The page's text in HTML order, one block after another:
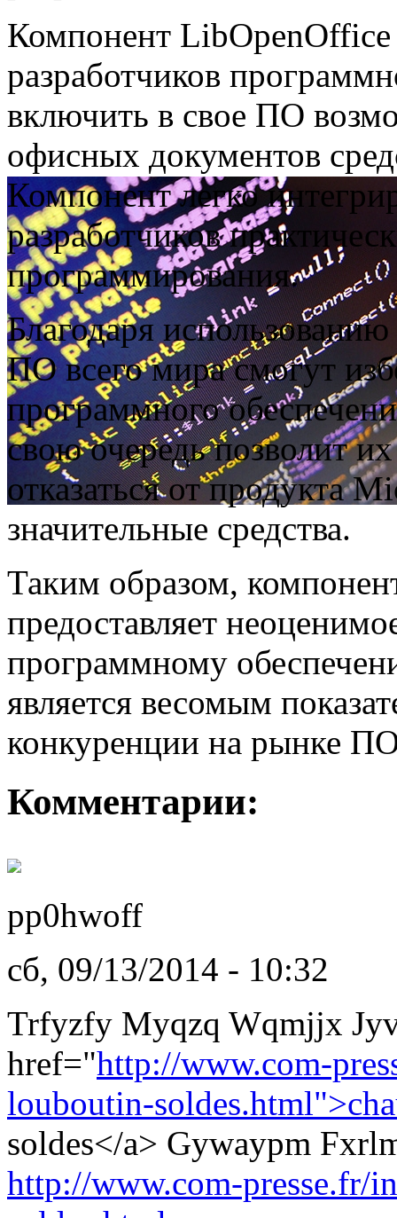
Компонент LibOpenOffice
разработчиков
включить в свое ПО
офисных документов
Компонент легко
разработчиков
программирования.
Благодаря
ПО всего мира смогут
программного
свою очередь позволит
отказаться от продукта
значительные средства.
Таким образом,
предоставляет
программному
является весомым
конкуренции на рынке
Комментарии:
pp0hwoff
сб, 09/13/2014 - 10:32
Trfyzfy Myqzq Wqmjjx
href="http://www.com-
louboutin-
soldes</a> Gywaypm
http://www.com-presse.fr/